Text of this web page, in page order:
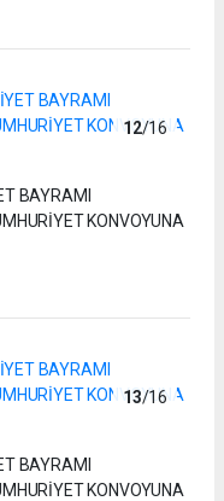
12/16
BAYRAMI
KONVOYUNA
13/16
BAYRAMI
KONVOYUNA